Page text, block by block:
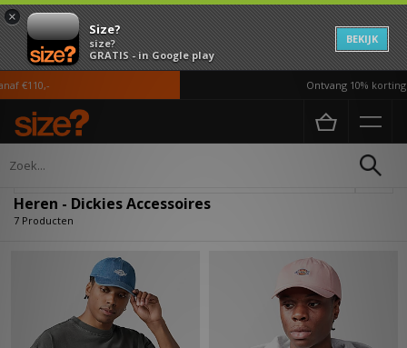
×
Size?
size?
GRATIS - in Google play
BEKIJK
€110,- Ontvang 10% korting
Home Heren
Heren - Dickies Accessoires
7 Producten